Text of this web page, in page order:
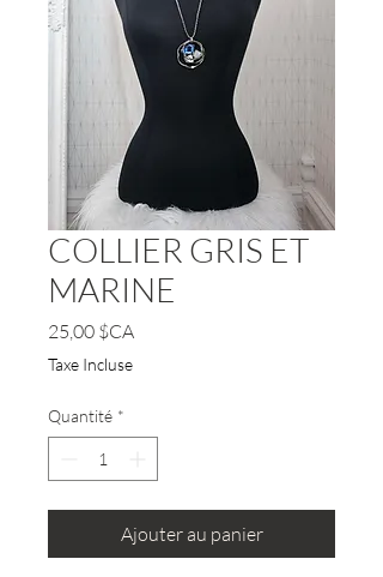
COLLIER GRIS ET
MARINE
25,00 $CAPrix
Taxe Incluse
Quantité *
Ajouter au panier